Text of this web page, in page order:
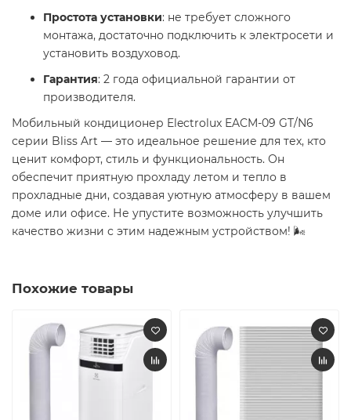
Простота установки: не требует сложного
монтажа, достаточно подключить к электросети и
установить воздуховод.
Гарантия: 2 года официальной гарантии от
производителя. ​
Мобильный кондиционер Electrolux EACM-09 GT/N6
серии Bliss Art — это идеальное решение для тех, кто
ценит комфорт, стиль и функциональность. Он
обеспечит приятную прохладу летом и тепло в
прохладные дни, создавая уютную атмосферу в вашем
доме или офисе. Не упустите возможность улучшить
качество жизни с этим надежным устройством! 🌬️
Похожие товары